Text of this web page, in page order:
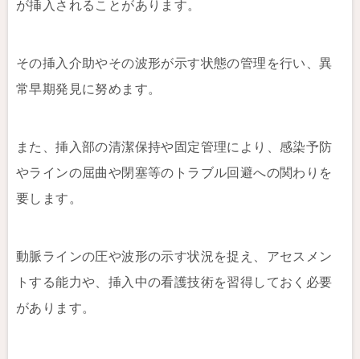
が挿入されることがあります。
その挿入介助やその波形が示す状態の管理を行い、異
常早期発見に努めます。
また、挿入部の清潔保持や固定管理により、感染予防
やラインの屈曲や閉塞等のトラブル回避への関わりを
要します。
動脈ラインの圧や波形の示す状況を捉え、アセスメン
トする能力や、挿入中の看護技術を習得しておく必要
があります。